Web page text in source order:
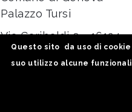
Palazzo Tursi
Via Garibaldi 9 - 16124
Genova
Questo sito da uso di
suo utilizzo alcune